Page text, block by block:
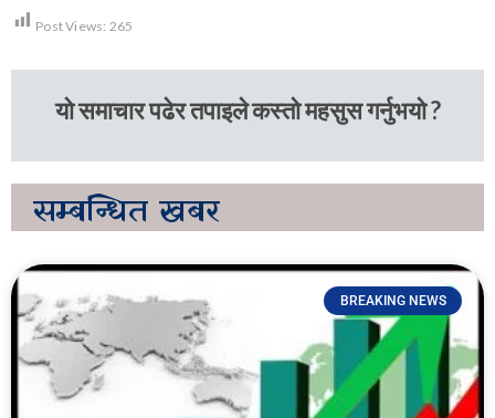
Post Views: 265
यो समाचार पढेर तपाइले कस्तो महसुस गर्नुभयो ?
सम्बन्धित खबर
BREAKING NEWS